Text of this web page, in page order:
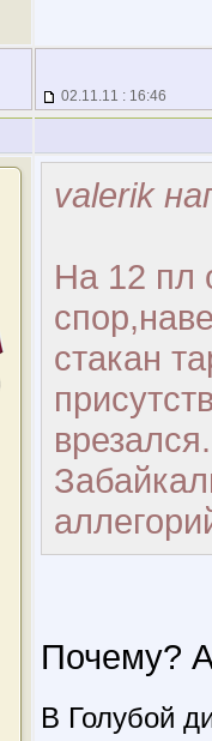
02.11.11 : 16:46
valerik
На 12 пл
стакан
Почему?
В Голубой